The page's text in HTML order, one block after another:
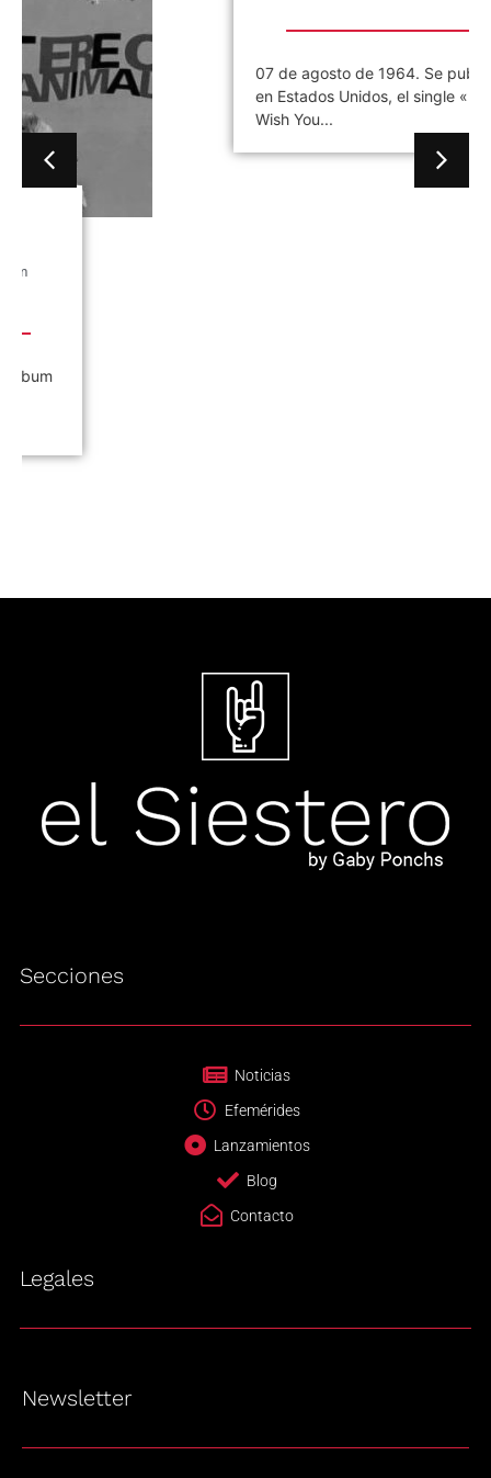
07 de agosto de 1964. Se publica
en Estados Unidos, el single «I
Secciones
Noticias
Efemérides
Lanzamientos
Blog
Contacto
Legales
Newsletter